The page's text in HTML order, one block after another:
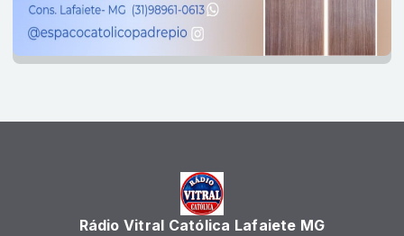
Rádio Vitral Católica Lafaiete MG